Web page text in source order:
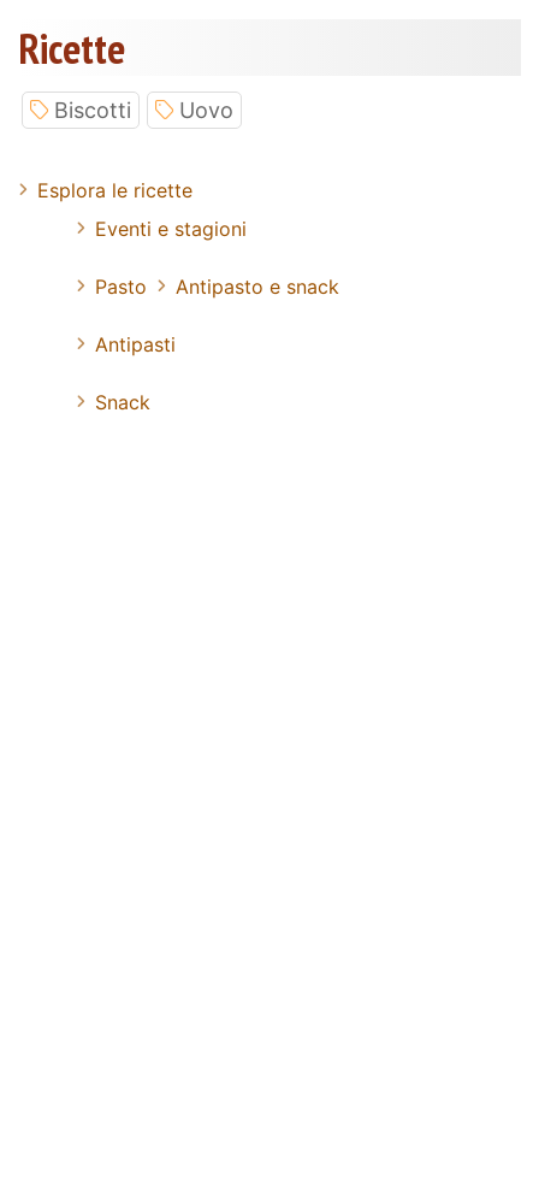
Ricette
Biscotti Uovo
Esplora le ricette
Eventi e stagioni
Pasto Antipasto e snack
Antipasti
Snack